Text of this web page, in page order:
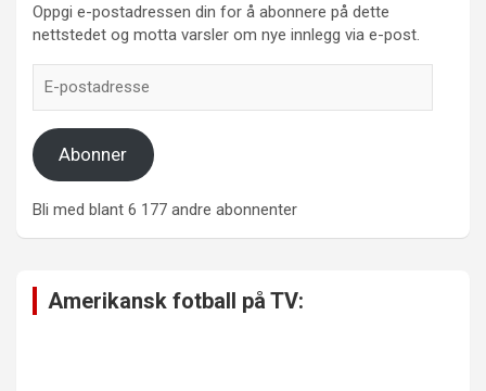
Oppgi e-postadressen din for å abonnere på dette
nettstedet og motta varsler om nye innlegg via e-post.
postadresse
Abonner
Bli med blant 6 177 andre abonnenter
Amerikansk fotball på TV: